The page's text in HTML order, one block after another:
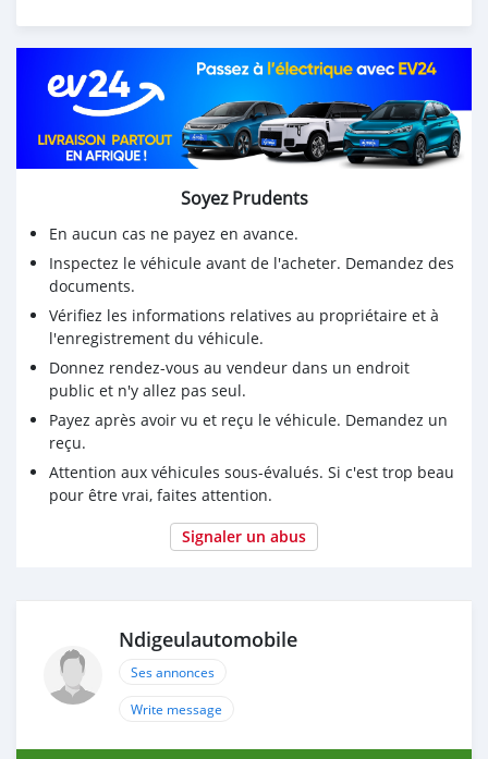
Soyez Prudents
En aucun cas ne payez en avance.
Inspectez le véhicule avant de l'acheter. Demandez des
documents.
Vérifiez les informations relatives au propriétaire et à
l'enregistrement du véhicule.
Donnez rendez-vous au vendeur dans un endroit
public et n'y allez pas seul.
Payez après avoir vu et reçu le véhicule. Demandez un
reçu.
Attention aux véhicules sous-évalués. Si c'est trop beau
pour être vrai, faites attention.
Signaler un abus
Ndigeulautomobile
Ses annonces
Write message